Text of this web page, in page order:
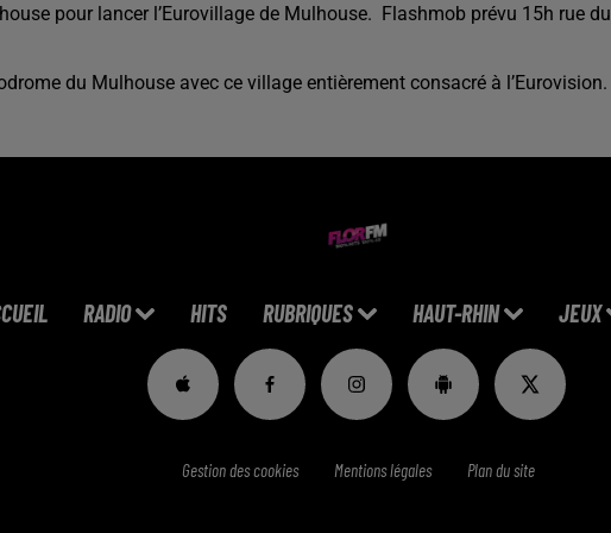
pour lancer l’Eurovillage de Mulhouse. Flashmob prévu 15h rue du
du Mulhouse avec ce village entièrement consacré à l’Eurovision.
RADIO HITS RUBRIQUES HAUT-RHIN JEUX
Gestion des cookies Mentions légales Plan du site